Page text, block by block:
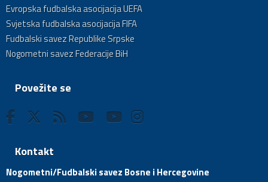
Evropska fudbalska asocijacija UEFA
Svjetska fudbalska asocijacija FIFA
Fudbalski savez Republike Srpske
Nogometni savez Federacije BiH
Povežite se
Kontakt
Nogometni/Fudbalski savez Bosne i Hercegovine